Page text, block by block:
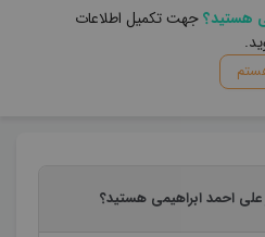
هستید؟جهت تکمیل اطلاعات
علی احمد ابراهیمی هستید؟